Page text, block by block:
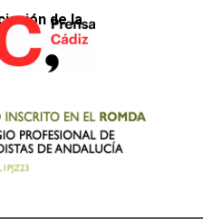
de la